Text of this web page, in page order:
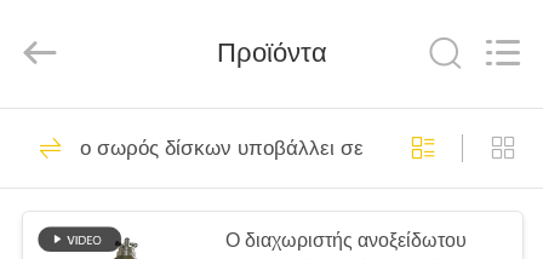
ΑΡΧΙΚΉ
ΣΕΛΊΔΑ
ΠΡΟΪΌΝΤΑ
LTD..
Δίσκος πετρελαίου
διαχωριστικό
172
Προϊόντα
ο σωρός δίσκων υποβάλλει σε φυγοκέντρωση
Ο διαχωριστής ανοξείδωτου